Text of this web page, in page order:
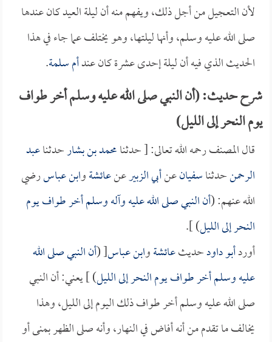
لأن التعجيل من أجل ذلك، ويفهم منه أن ليلة العيد كان عندها
صلى الله عليه وسلم، وأنها ليلتها، وهو يختلف عما جاء في هذا
الحديث الذي فيه أن ليلة إحدى عشرة كان عندأم سلمة.
شرح حديث: (أن النبي صلى الله عليه وسلم أخر طواف
يوم النحر إلى الليل)
قال المصنف رحمه الله تعالى: [ حدثنامحمد بن بشارحدثناعبد
الرحمنحدثناسفيانعنأبي الزبيرعنعائشةوابن عباسرضي
الله عنهم: (أن النبي صلى الله عليه وآله وسلم أخر طواف يوم
النحر إلى الليل) ].
أوردأبو داودحديثعائشةوابن عباس[ (أن النبي صلى الله
عليه وسلم أخر طواف يوم النحر إلى الليل) ] يعني: أن النبي
صلى الله عليه وسلم أخر طواف ذلك اليوم إلى الليل، وهذا
يخالف ما تقدم من أنه أفاض في النهار، وأنه صلى الظهر بمنى أو